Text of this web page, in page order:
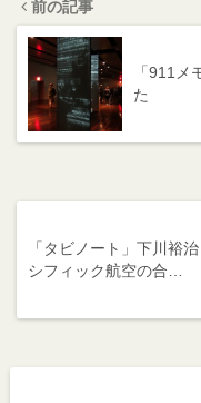
前の記事
「911
た
「タビノート」下川裕
シフィック航空の合…